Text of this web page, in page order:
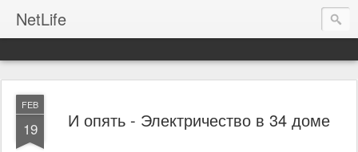
NetLife
FEB
19 И опять - Электричество в 34 доме